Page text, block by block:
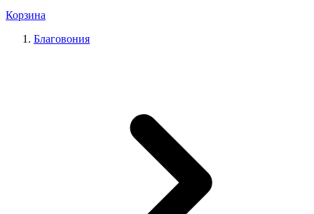
Корзина
Благовония